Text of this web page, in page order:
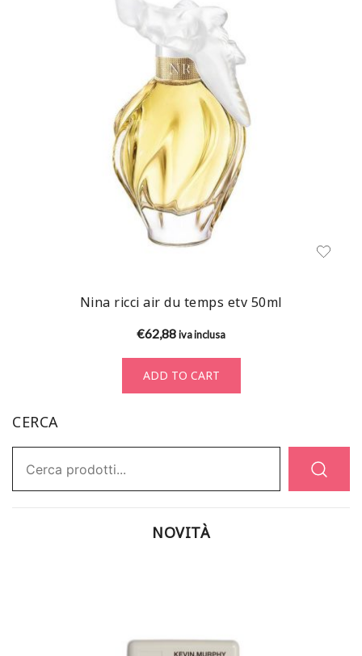
Nina ricci air du temps etv 50ml
€62,88iva inclusa
ADD TO CART
CERCA
NOVITÀ